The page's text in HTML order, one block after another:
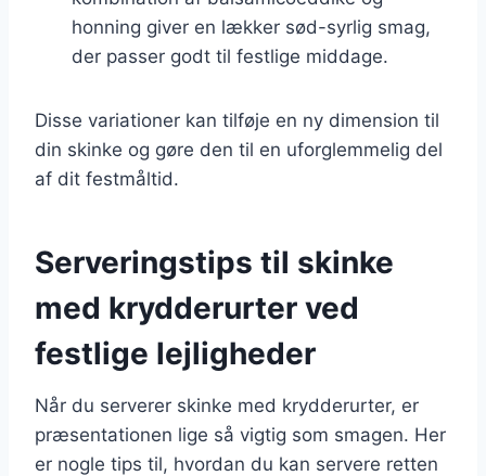
honning giver en lækker sød-syrlig smag,
der passer godt til festlige middage.
Disse variationer kan tilføje en ny dimension til
din skinke og gøre den til en uforglemmelig del
af dit festmåltid.
Serveringstips til skinke
med krydderurter ved
festlige lejligheder
Når du serverer skinke med krydderurter, er
præsentationen lige så vigtig som smagen. Her
er nogle tips til, hvordan du kan servere retten